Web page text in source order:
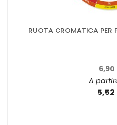
RUOTA CROMATICA PER
6,90
A
5,52